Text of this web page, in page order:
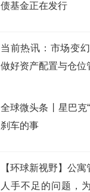
债基金正在发行
当前热讯：市场变
做好资产配置与仓位
全球微头条丨星巴克
刹车的事
【环球新视野】公
人手不足的问题，